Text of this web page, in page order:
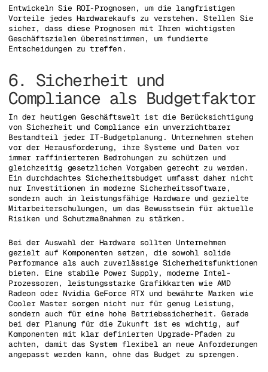
Entwickeln Sie ROI-Prognosen, um die langfristigen
Vorteile jedes Hardwarekaufs zu verstehen. Stellen Sie
sicher, dass diese Prognosen mit Ihren wichtigsten
Geschäftszielen übereinstimmen, um fundierte
Entscheidungen zu treffen.
6. Sicherheit und
Compliance als Budgetfaktor
In der heutigen Geschäftswelt ist die Berücksichtigung
von Sicherheit und Compliance ein unverzichtbarer
Bestandteil jeder IT-Budgetplanung. Unternehmen stehen
vor der Herausforderung, ihre Systeme und Daten vor
immer raffinierteren Bedrohungen zu schützen und
gleichzeitig gesetzlichen Vorgaben gerecht zu werden.
Ein durchdachtes Sicherheitsbudget umfasst daher nicht
nur Investitionen in moderne Sicherheitssoftware,
sondern auch in leistungsfähige Hardware und gezielte
Mitarbeiterschulungen, um das Bewusstsein für aktuelle
Risiken und Schutzmaßnahmen zu stärken.
Bei der Auswahl der Hardware sollten Unternehmen
gezielt auf Komponenten setzen, die sowohl solide
Performance als auch zuverlässige Sicherheitsfunktionen
bieten. Eine stabile Power Supply, moderne Intel-
Prozessoren, leistungsstarke Grafikkarten wie AMD
Radeon oder Nvidia GeForce RTX und bewährte Marken wie
Cooler Master sorgen nicht nur für genug Leistung,
sondern auch für eine hohe Betriebssicherheit. Gerade
bei der Planung für die Zukunft ist es wichtig, auf
Komponenten mit klar definierten Upgrade-Pfaden zu
achten, damit das System flexibel an neue Anforderungen
angepasst werden kann, ohne das Budget zu sprengen.